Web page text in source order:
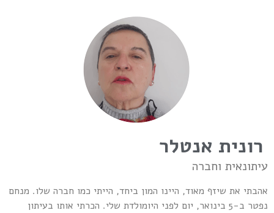
רונית אנטלר
וחברה
את שיזף מאוד, היינו המון ביחד, הייתי כמו חברה שלו. מנחם
נפטר ב-5 בינואר, יום לפני היומולדת שלי. הכרתי אותו בעיתון